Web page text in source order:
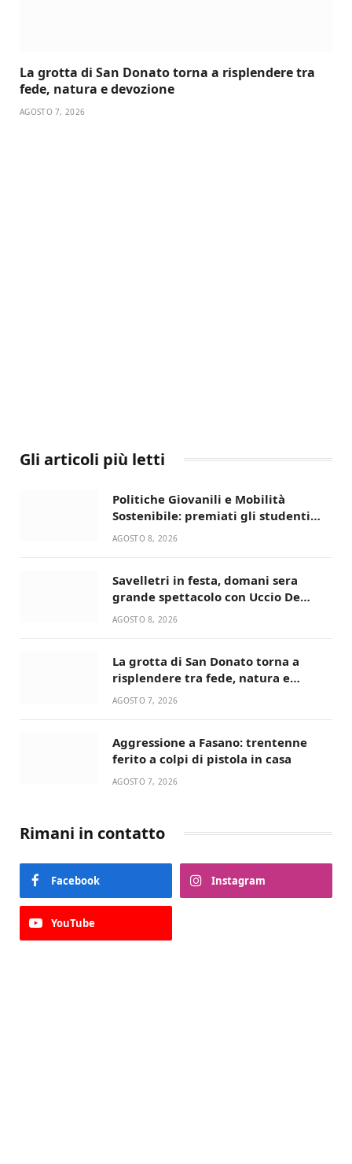
La grotta di San Donato torna a risplendere tra
fede, natura e devozione
AGOSTO 7, 2026
Gli articoli più letti
Politiche Giovanili e Mobilità
Sostenibile: premiati gli studenti
universitari del bando “La strada
AGOSTO 8, 2026
Savelletri in festa, domani sera
grande spettacolo con Uccio De
Santis
AGOSTO 8, 2026
La grotta di San Donato torna a
risplendere tra fede, natura e
devozione
AGOSTO 7, 2026
Aggressione a Fasano: trentenne
ferito a colpi di pistola in casa
AGOSTO 7, 2026
Rimani in contatto
Facebook Instagram
YouTube